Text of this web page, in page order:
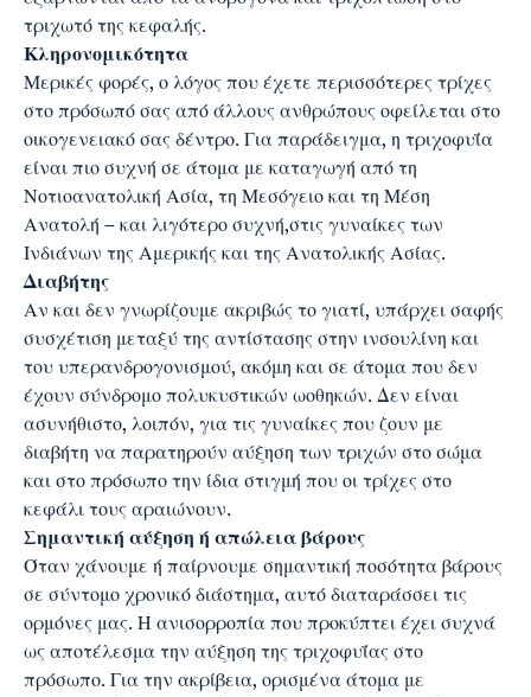
τριχωτό της κεφαλής.
Κληρονομικότητα
Μερικές φορές, ο λόγος που έχετε περισσότερες τρίχες
στο πρόσωπό σας από άλλους ανθρώπους οφείλεται στο
οικογενειακό σας δέντρο. Για παράδειγμα, η τριχοφυΐα
είναι πιο συχνή σε άτομα με καταγωγή από τη
Νοτιοανατολική Ασία, τη Μεσόγειο και τη Μέση
Ανατολή – και λιγότερο συχνή,στις γυναίκες των
Ινδιάνων της Αμερικής και της Ανατολικής Ασίας.
Διαβήτης
Αν και δεν γνωρίζουμε ακριβώς το γιατί, υπάρχει σαφής
συσχέτιση μεταξύ της αντίστασης στην ινσουλίνη και
του υπερανδρογονισμού, ακόμη και σε άτομα που δεν
έχουν σύνδρομο πολυκυστικών ωοθηκών. Δεν είναι
ασυνήθιστο, λοιπόν, για τις γυναίκες που ζουν με
διαβήτη να παρατηρούν αύξηση των τριχών στο σώμα
και στο πρόσωπο την ίδια στιγμή που οι τρίχες στο
κεφάλι τους αραιώνουν.
Σημαντική αύξηση ή απώλεια βάρους
Όταν χάνουμε ή παίρνουμε σημαντική ποσότητα βάρους
σε σύντομο χρονικό διάστημα, αυτό διαταράσσει τις
ορμόνες μας. Η ανισορροπία που προκύπτει έχει συχνά
ως αποτέλεσμα την αύξηση της τριχοφυΐας στο
πρόσωπο. Για την ακρίβεια, ορισμένα άτομα με